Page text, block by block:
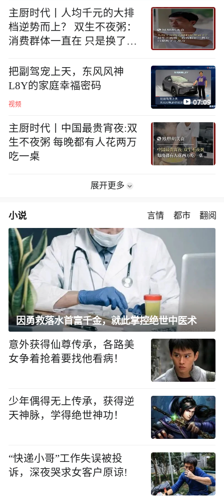
主厨时代丨人均千元的大排
档逆势而上？ 双生不夜粥：
消费群体一直在 只是换了个
把副驾宠上天，东风风神
L8Y的家庭幸福密码
视频 07:09
主厨时代丨中国最贵宵夜:双
生不夜粥 每晚都有人花两万
吃一桌
展开更多
小说 言情 都市 翻阅
因勇救落水首富千金，就此掌控绝世中医术
意外获得仙尊传承，各路美
女争着抢着要找他看病！
少年偶得无上传承，获得逆
天神脉，学得绝世神功！
“快递小哥”工作失误被投
诉，深夜哭求女客户原谅!